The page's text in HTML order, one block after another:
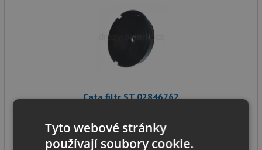
Cata filtr ST 02846762
Tyto webové stránky
používají soubory cookie.